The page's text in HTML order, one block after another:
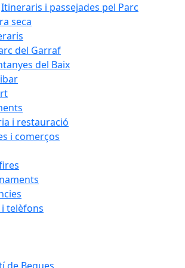
Itineraris i passejades pel Parc
seca
del Garraf
del Baix
i restauració
i comerços
telèfons